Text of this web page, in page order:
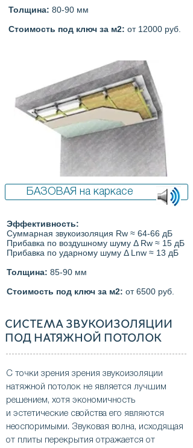
Толщина: 80-90 мм
Стоимость под ключ за м2: от 12000 руб.
БАЗОВАЯ на каркасе
Эффективность:
Суммарная звукоизоляция Rw ≈ 64-66 дБ
Прибавка по воздушному шуму Δ Rw ≈ 15 дБ
Прибавка по ударному шуму Δ Lnw ≈ 13 дБ
Толщина: 85-90 мм
Стоимость под ключ за м2: от 6500 руб.
СИСТЕМА ЗВУКОИЗОЛЯЦИИ
ПОД НАТЯЖНОЙ ПОТОЛОК
С точки зрения зрения звукоизоляции
натяжной потолок не является лучшим
решением, хотя экономичность
и эстетические свойства его являются
неоспоримыми. Звуковая волна, исходящая
от плиты перекрытия отражается от